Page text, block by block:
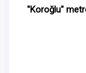
"Koroğlu"